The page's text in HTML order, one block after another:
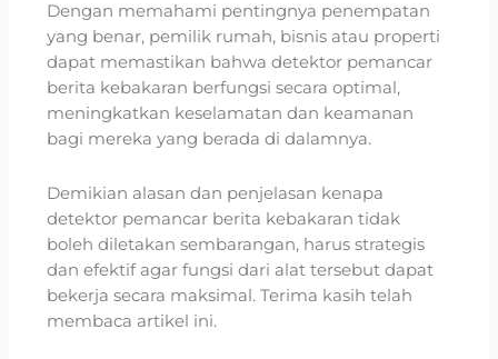
Dengan memahami pentingnya penempatan
yang benar, pemilik rumah, bisnis atau properti
dapat memastikan bahwa detektor pemancar
berita kebakaran berfungsi secara optimal,
meningkatkan keselamatan dan keamanan
bagi mereka yang berada di dalamnya.
Demikian alasan dan penjelasan kenapa
detektor pemancar berita kebakaran tidak
boleh diletakan sembarangan, harus strategis
dan efektif agar fungsi dari alat tersebut dapat
bekerja secara maksimal. Terima kasih telah
membaca artikel ini.